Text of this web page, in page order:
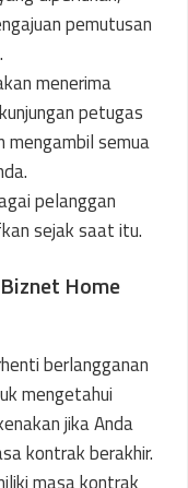
pemutusan
menerima
petugas
mengambil semua
pelanggan
sejak saat itu.
Home
berlangganan
mengetahui
jika Anda
kontrak berakhir.